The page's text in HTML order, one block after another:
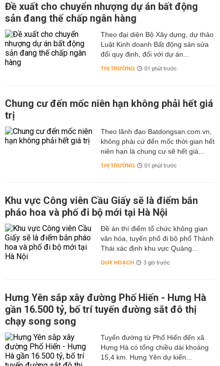
Đề xuất cho chuyển nhượng dự án bất động
sản đang thế chấp ngân hàng
Theo đại diện Bộ Xây dựng, dự thảo
Luật Kinh doanh Bất động sản sửa
đổi quy định, đối với dự án...
THỊ TRƯỜNG 01 phút trước
Chung cư đến mốc niên hạn không phải hết giá
trị
Theo lãnh đạo Batdongsan.com.vn,
không phải cứ đến mốc thời gian hết
niên hạn là chung cư sẽ hết giá...
THỊ TRƯỜNG 01 phút trước
Khu vực Công viên Cầu Giấy sẽ là điểm bắn
pháo hoa và phố đi bộ mới tại Hà Nội
Đề án thí điểm tổ chức không gian
văn hóa, tuyến phố đi bộ phố Thành
Thái xác định khu vực Quảng...
QUY HOẠCH 3 giờ trước
Hưng Yên sắp xây đường Phố Hiến - Hưng Hà
gần 16.500 tỷ, bố trí tuyến đường sắt đô thị
chạy song song
Tuyến đường từ Phố Hiến đến xã
Hưng Hà có tổng chiều dài khoảng
15,4 km. Hưng Yên dự kiến...